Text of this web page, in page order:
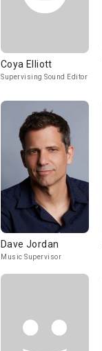
Coya Elliott
Supervising Sound Editor
Dave Jordan
Music Supervisor